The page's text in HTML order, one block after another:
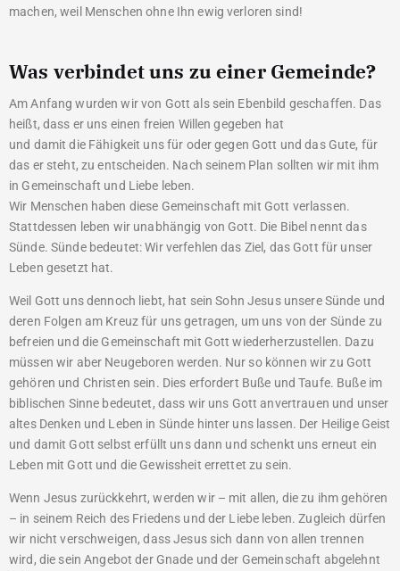
machen, weil Menschen ohne Ihn ewig verloren sind!
Was verbindet uns zu einer Gemeinde?
Am Anfang wurden wir von Gott als sein Ebenbild geschaffen. Das
heißt, dass er uns einen freien Willen gegeben hat
und damit die Fähigkeit uns für oder gegen Gott und das Gute, für
das er steht, zu entscheiden. Nach seinem Plan sollten wir mit ihm
in Gemeinschaft und Liebe leben.
Wir Menschen haben diese Gemeinschaft mit Gott verlassen.
Stattdessen leben wir unabhängig von Gott. Die Bibel nennt das
Sünde. Sünde bedeutet: Wir verfehlen das Ziel, das Gott für unser
Leben gesetzt hat.
Weil Gott uns dennoch liebt, hat sein Sohn Jesus unsere Sünde und
deren Folgen am Kreuz für uns getragen, um uns von der Sünde zu
befreien und die Gemeinschaft mit Gott wiederherzustellen. Dazu
müssen wir aber Neugeboren werden. Nur so können wir zu Gott
gehören und Christen sein. Dies erfordert Buße und Taufe. Buße im
biblischen Sinne bedeutet, dass wir uns Gott anvertrauen und unser
altes Denken und Leben in Sünde hinter uns lassen. Der Heilige Geist
und damit Gott selbst erfüllt uns dann und schenkt uns erneut ein
Leben mit Gott und die Gewissheit errettet zu sein.
Wenn Jesus zurückkehrt, werden wir – mit allen, die zu ihm gehören
– in seinem Reich des Friedens und der Liebe leben. Zugleich dürfen
wir nicht verschweigen, dass Jesus sich dann von allen trennen
wird, die sein Angebot der Gnade und der Gemeinschaft abgelehnt